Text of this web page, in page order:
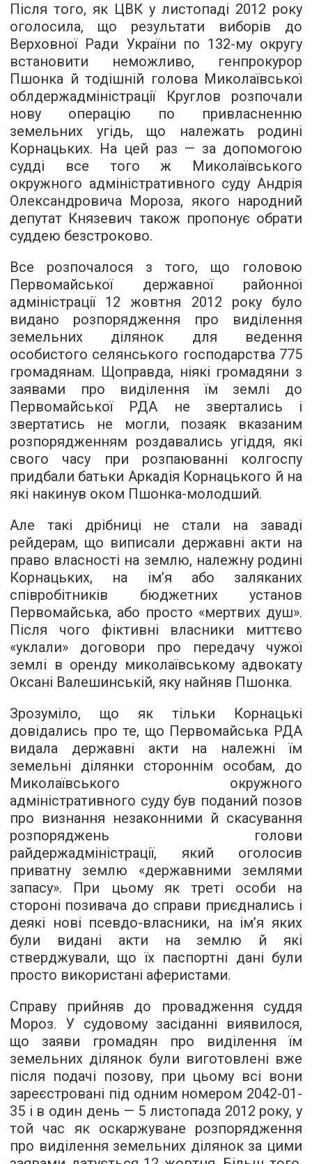
Після того, як ЦВК у листопаді 2012 року
оголосила, що результати виборів до
Верховної Ради України по 132-му округу
встановити неможливо, генпрокурор
Пшонка й тодішній голова Миколаївської
облдержадміністрації Круглов розпочали
нову операцію по привласненню
земельних угідь, що належать родині
Корнацьких. На цей раз — за допомогою
судді все того ж Миколаївського
окружного адміністративного суду Андрія
Олександровича Мороза, якого народний
депутат Князевич також пропонує обрати
суддею безстроково.
Все розпочалося з того, що головою
Первомайської державної районної
адміністрації 12 жовтня 2012 року було
видано розпорядження про виділення
земельних ділянок для ведення
особистого селянського господарства 775
громадянам. Щоправда, ніякі громадяни з
заявами про виділення їм землі до
Первомайської РДА не звертались і
звертатись не могли, позаяк вказаним
розпорядженням роздавались угіддя, які
свого часу при розпаюванні колгоспу
придбали батьки Аркадія Корнацького й на
які накинув оком Пшонка-молодший.
Але такі дрібниці не стали на заваді
рейдерам, що виписали державні акти на
право власності на землю, належну родині
Корнацьких, на ім’я або заляканих
співробітників бюджетних установ
Первомайська, або просто «мертвих душ».
Після чого фіктивні власники миттєво
«уклали» договори про передачу чужої
землі в оренду миколаївському адвокату
Оксані Валешинській, яку найняв Пшонка.
Зрозуміло, що як тільки Корнацькі
довідались про те, що Первомайська РДА
видала державні акти на належні їм
земельні ділянки стороннім особам, до
Миколаївського окружного
адміністративного суду був поданий позов
про визнання незаконними й скасування
розпоряджень голови
райдержадміністрації, який оголосив
приватну землю «державними землями
запасу». При цьому як треті особи на
стороні позивача до справи приєднались і
деякі нові псевдо-власники, на ім’я яких
були видані акти на землю й які
стверджували, що їх паспортні дані були
просто використані аферистами.
Справу прийняв до провадження суддя
Мороз. У судовому засіданні виявилося,
що заяви громадян про виділення їм
земельних ділянок були виготовлені вже
після подачі позову, при цьому всі вони
зареєстровані під одним номером 2042-01-
35 і в один день — 5 листопада 2012 року, у
той час як оскаржуване розпорядження
про виділення земельних ділянок за цими